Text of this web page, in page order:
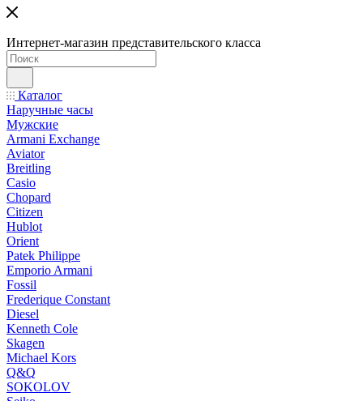
Интернет-магазин представительского класса
Каталог
Наручные часы
Мужские
Armani Exchange
Aviator
Breitling
Casio
Chopard
Citizen
Hublot
Orient
Patek Philippe
Emporio Armani
Fossil
Frederique Constant
Diesel
Kenneth Cole
Skagen
Michael Kors
Q&Q
SOKOLOV